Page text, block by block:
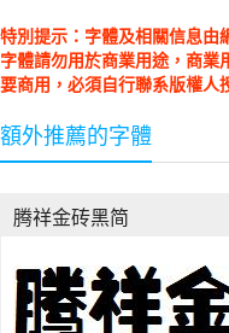
特別提示：字體及相關信息由
字體請勿用於商業用途，商業
要商用，必須自行聯系版權人
額外推薦的字體
腾祥金砖黑简